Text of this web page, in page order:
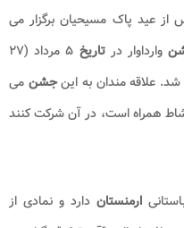
پس از عید پاک مسیحیان برگزار می
وارداوار درتاریخ
۵ مرداد (۲۷
جشن می
همراه است، در آن شرکت کنند
ارمنستان دارد و نمادی از